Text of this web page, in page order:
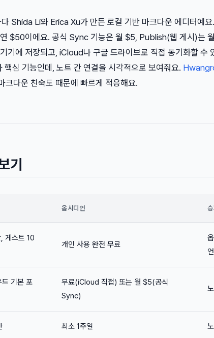
Shida Li와 Erica Xu가 만든 로컬 기반 마크다운 에디터예요
$50이에요. 공식 Sync 기능은 월 $5, Publish(웹 게시)는
기에 저장되고, iCloud나 구글 드라이브로 직접 동기화할 수
핵심 기능인데, 노트 간 연결을 시각적으로 보여줘요.
크다운 친숙도 때문에 빠르게 적응해요.
기
옵시디언
게스트 10
개인 사용 완전 무료
언
기본 포
무료(iCloud 직접) 또는 월 $5(공식
Sync)
최소 1주일